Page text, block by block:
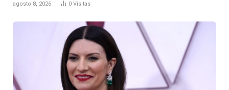
agosto 8, 2026 0 Visitas